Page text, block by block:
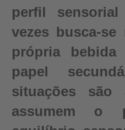
perfil sensorial
vezes busca-
própria
papel
situações são
assumem o